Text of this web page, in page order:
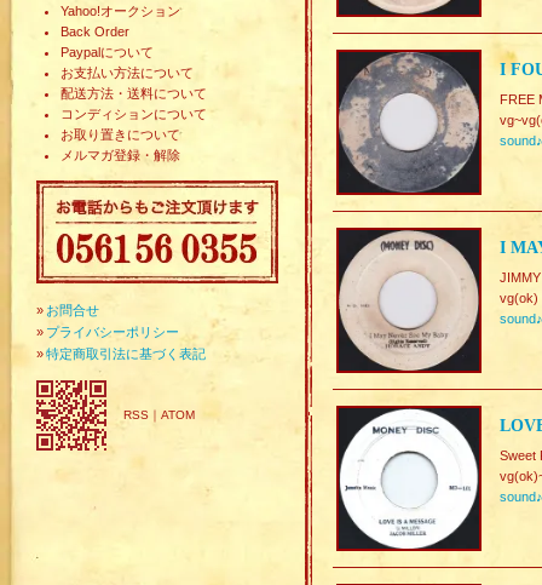
Yahoo!オークション
Back Order
Paypalについて
お支払い方法について
配送方法・送料について
コンディションについて
お取り置きについて
メルマガ登録・解除
» お問合せ
» プライバシーポリシー
»特定商取引法に基づく表記
RSS ｜ ATOM
I
FREE
sound♪
I
vg(ok)
sound♪
Sweet
sound♪